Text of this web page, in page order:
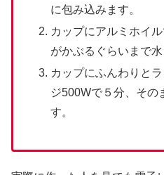
に包み込みます。
カップにアルミホイ
がかぶるぐらいまで水
カップにふんわりと
ジ500Wで５分、その
す。